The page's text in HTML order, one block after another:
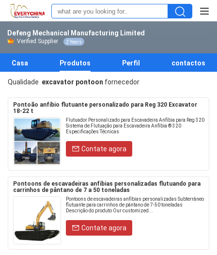
Defeng Mechanical Manufacturing Limited
Verified Supplier 2 Years
Casa Produtos Perfil contactos
Qualidade excavator pontoon fornecedor
Pontoão anfíbio flutuante personalizado para Reg 320 Excavator
18-22 t
Flutuador Personalizado para Escavadeira Anfíbia para Reg 320
Sistema de Flutuação para Escavadeira Anfíbia ® 320
Especificações Técnicas
Contate agora
Pontoons de escavadeiras anfíbias personalizadas flutuando para
carrinhos de pântano de 7 a 50 toneladas
Pontoons de escavadeiras anfíbias personalizadas Subterrâneo
flutuante para carrinhos de pântano de 7-50 toneladas
Descrição do produto Our customized...
Contate agora